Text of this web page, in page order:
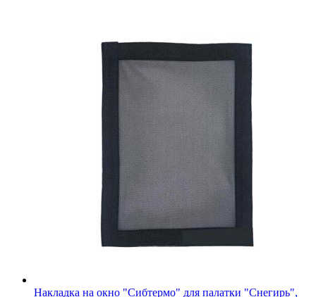
Накладка на окно "Сибтермо" для палатки "Снегирь",